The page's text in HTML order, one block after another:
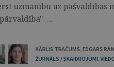
uzmanību uz pašvaldības
...
KĀRLIS TRAČUMS,EDGARS
ŽURNĀLS / SKAIDROJUMI.